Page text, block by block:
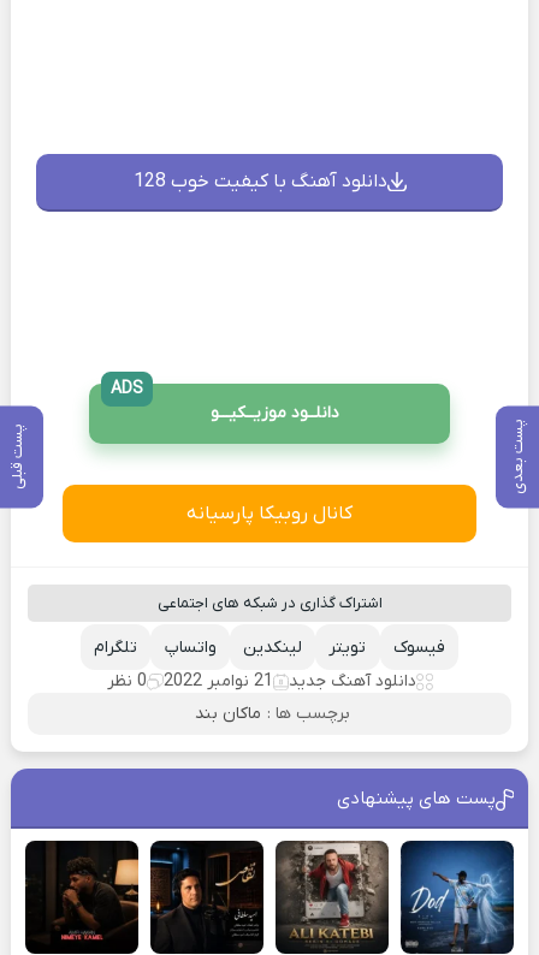
پست بعدی پست قبلی
دانلود آهنگ با کیفیت خوب 128
دانلــود موزیــکیـــو
ADS
کانال روبیکا پارسیانه
اشتراک گذاری در شبکه های اجتماعی
تلگرام واتساپ لینکدین تویتر
فیسوک
دانلود آهنگ جدید
21 نوامبر 2022
0 نظر
برچسب ها : ماکان بند
پست های پیشنهادی